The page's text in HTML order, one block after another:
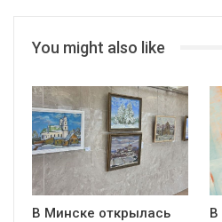
You might also like
В Минске открылась
В